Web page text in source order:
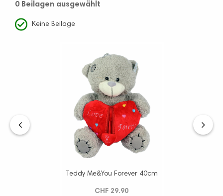
0 Beilagen ausgewählt
Keine Beilage
Teddy Me&You Forever 40cm
CHF 29.90